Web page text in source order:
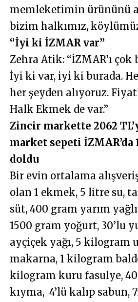
memleketimin ürününü
bizim halkımız,
“İyi ki İZMAR var”
Zehra Atik: “İZMAR’ı
İyi ki var, iyi ki burada.
her şeyden alıyoruz.
Halk Ekmek de var.”
Zincir markette 2062
market sepeti İZMAR’da
doldu
Bir evin ortalama
olan 1 ekmek, 5 litre su,
süt, 400 gram yarım
1500 gram yoğurt, 30’lu
ayçiçek yağı, 5 kilogram
makarna, 1 kilogram
kilogram kuru fasulye,
kıyma, 4’lü kalıp